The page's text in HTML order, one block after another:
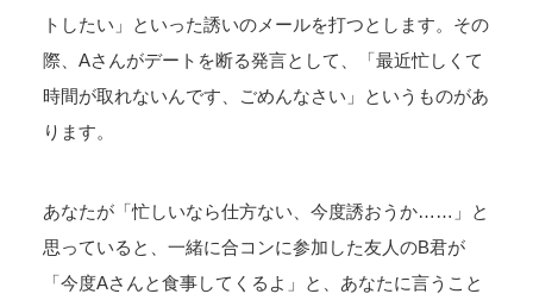
トしたい」といった誘いのメールを打つとします。その
際、Aさんがデートを断る発言として、「最近忙しくて
時間が取れないんです、ごめんなさい」というものがあ
ります。
あなたが「忙しいなら仕方ない、今度誘おうか……」と
思っていると、一緒に合コンに参加した友人のB君が
「今度Aさんと食事してくるよ」と、あなたに言うこと